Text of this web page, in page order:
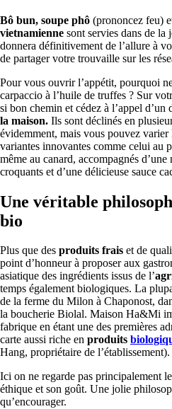
Bô bun, soupe phô (prononcez feu)
vietnamienne sont servies dans de la
donnera définitivement de l’allure à
de partager votre trouvaille sur les
Pour vous ouvrir l’appétit, pourquoi
carpaccio à l’huile de truffes ? Sur
si bon chemin et cédez à l’appel d’un
la maison. Ils sont déclinés en
évidemment, mais vous pouvez
variantes innovantes comme celui au
même au canard, accompagnés
croquants et d’une délicieuse sauce
Une véritable
bio
Plus que des produits frais et de
point d’honneur à proposer aux
asiatique des ingrédients issus de l’
temps également biologiques. La
de la ferme du Milon à Chaponost,
la boucherie Biolal. Maison Ha&Mi
fabrique en étant une des premières
carte aussi riche en produits
Hang, propriétaire de l’établissement).
Ici on ne regarde pas principalement
éthique et son goût. Une jolie
qu’encourager.